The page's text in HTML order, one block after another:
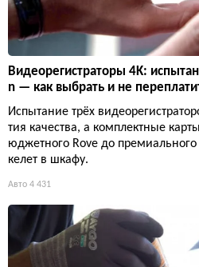
Видеорегистраторы 4K:
n — как выбрать и не
Испытание трёх
тия качества, а комплектные
юджетного Rove до
келет в шкафу.
Авто 4 431